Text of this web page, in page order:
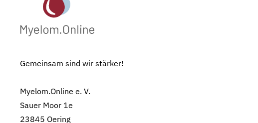
Gemeinsam sind wir stärker!
Myelom.Online e. V.
Sauer Moor 1e
23845 Oering